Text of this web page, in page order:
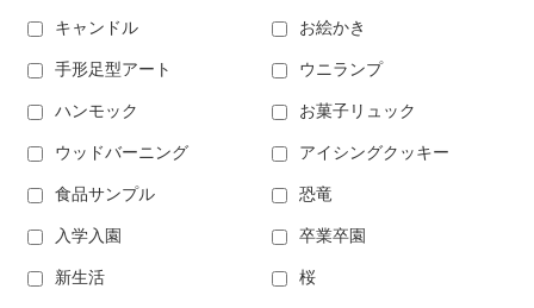
キャンドル お絵かき
手形足型アート ウニランプ
ハンモック お菓子リュック
ウッドバーニング アイシングクッキー
食品サンプル 恐竜
入学入園 卒業卒園
新生活 桜